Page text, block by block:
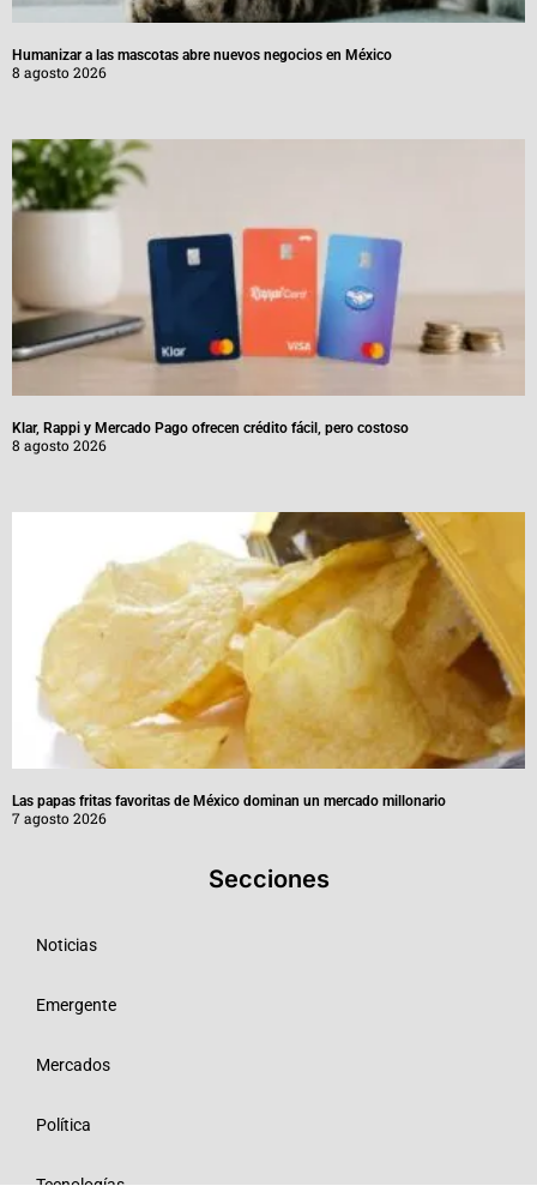
Humanizar a las mascotas abre nuevos negocios en México
8 agosto 2026
Klar, Rappi y Mercado Pago ofrecen crédito fácil, pero costoso
8 agosto 2026
Las papas fritas favoritas de México dominan un mercado millonario
7 agosto 2026
Secciones
Noticias
Emergente
Mercados
Política
Tecnologías